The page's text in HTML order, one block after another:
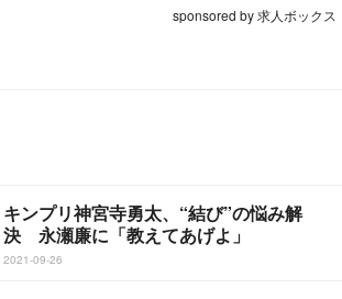
sponsored by 求人ボックス
キンプリ神宮寺勇太、“結び”の悩み解
決 永瀬廉に「教えてあげよ」
2021-09-26